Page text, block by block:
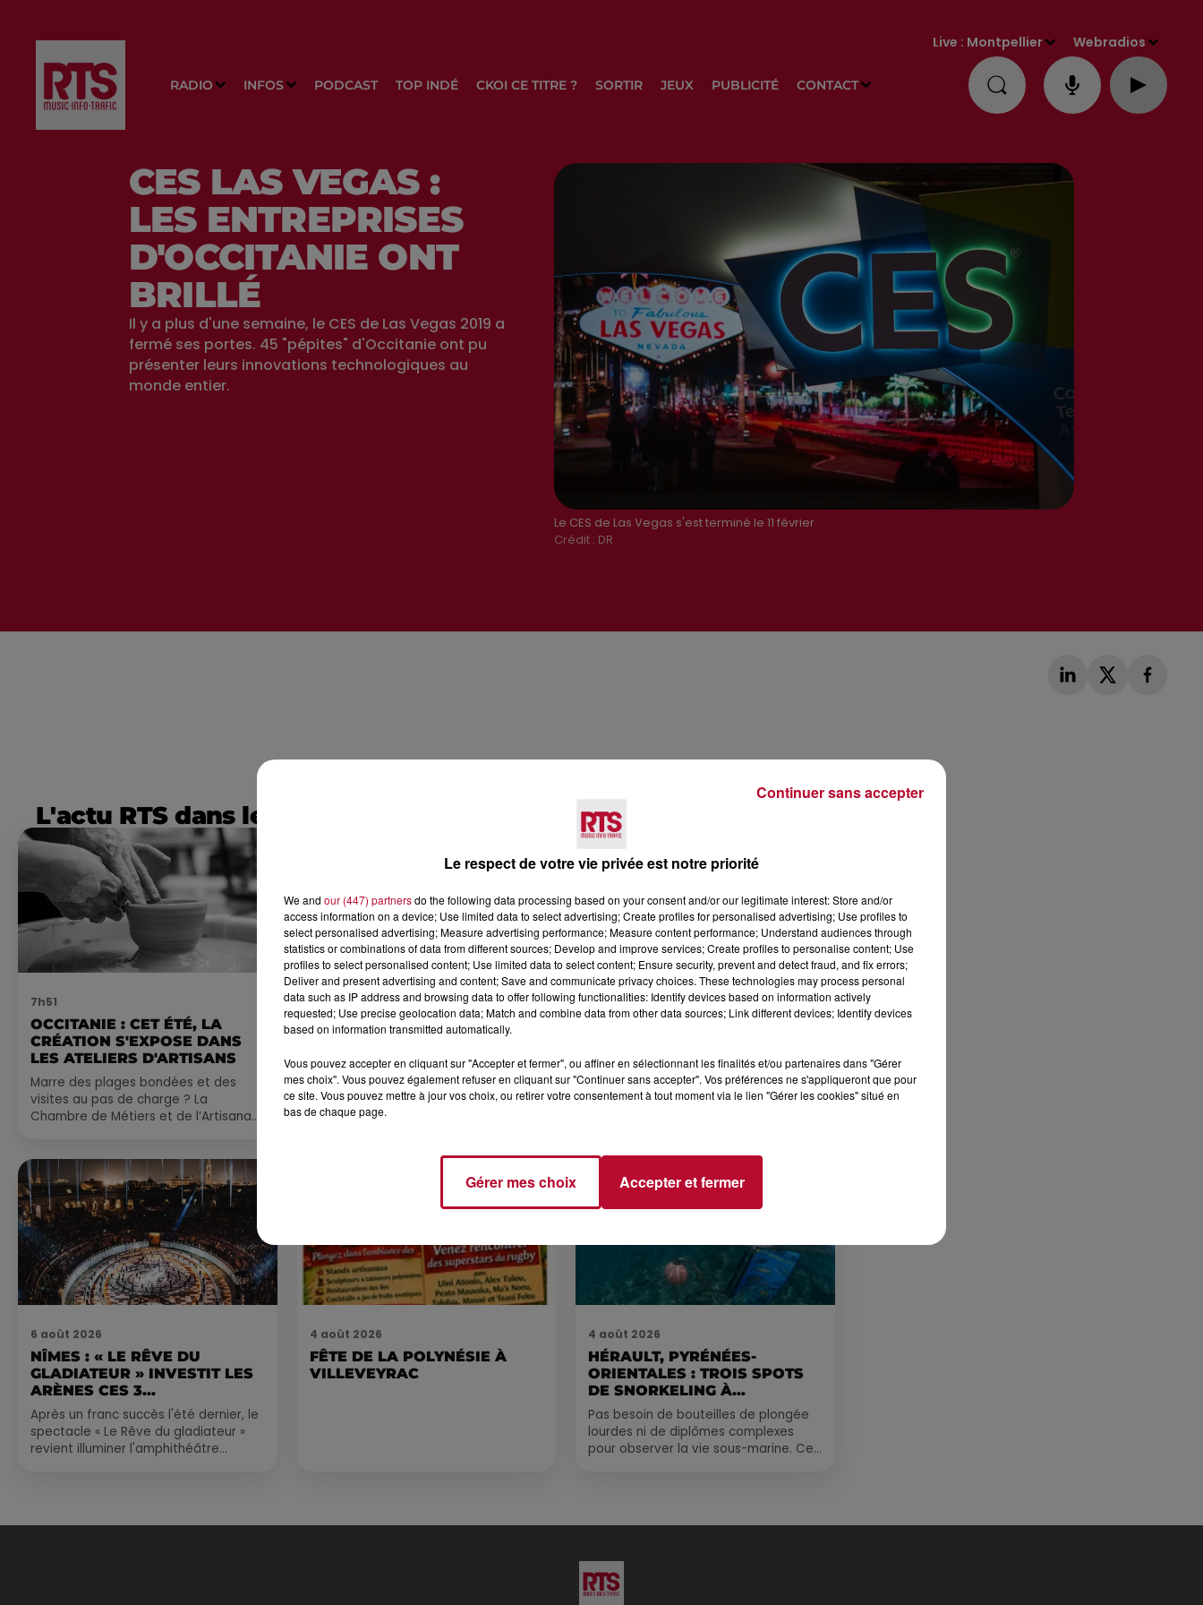
RADIO INFOS PODCAST TOP INDÉ CKOI CE TITRE ? SORTIR JEUX PUBLICITÉ CONTACT
Live : Montpellier Webradios
Le CES de Las Vegas s'est terminé le 11 février
Crédit : DR
CES LAS VEGAS :
LES ENTREPRISES
D'OCCITANIE ONT
BRILLÉ
Il y a plus d'une semaine, le CES de Las Vegas 2019 a
fermé ses portes. 45 "pépites" d'Occitanie ont pu
présenter leurs innovations technologiques au
monde entier.
L'actu RTS dans le Sud
7h51
OCCITANIE : CET ÉTÉ, LA
CRÉATION S'EXPOSE DANS
LES ATELIERS D'ARTISANS
Marre des plages bondées et des
visites au pas de charge ? La
Chambre de Métiers et de l’Artisanat
7 août 2026
NOS IDÉES DE SORTIE POUR
Comme tous les vendredis, voici une
petite sélection des rendez-vous à ne
pas manquer dans le coin. Que vous
ayez envie de voyager à l'autre bout
7 août 2026
DINER CONCERT À LA MJC DE
6 août 2026
NÎMES : « LE RÊVE DU
GLADIATEUR » INVESTIT LES
ARÈNES CES 3...
Après un franc succès l'été dernier, le
spectacle « Le Rêve du gladiateur »
revient illuminer l'amphithéâtre
4 août 2026
FÊTE DE LA POLYNÉSIE À
VILLEVEYRAC
4 août 2026
HÉRAULT, PYRÉNÉES-
ORIENTALES : TROIS SPOTS
DE SNORKELING À
EXPLORER...
Pas besoin de bouteilles de plongée
lourdes ni de diplômes complexes
pour observer la vie sous-marine. Cet
Le respect de votre vie privée est notre priorité
We and our (447) partnersdo the following data processing based on your consent and/or our legitimate interest: Store and/or
access information on a device; Use limited data to select advertising; Create profiles for personalised advertising; Use profiles to
select personalised advertising; Measure advertising performance; Measure content performance; Understand audiences through
statistics or combinations of data from different sources; Develop and improve services; Create profiles to personalise content; Use
profiles to select personalised content; Use limited data to select content; Ensure security, prevent and detect fraud, and fix errors;
Deliver and present advertising and content; Save and communicate privacy choices. These technologies may process personal
data such as IP address and browsing data to offer following functionalities: Identify devices based on information actively
requested; Use precise geolocation data; Match and combine data from other data sources; Link different devices; Identify devices
based on information transmitted automatically.
Vous pouvez accepter en cliquant sur "Accepter et fermer", ou affiner en sélectionnant les finalités et/ou partenaires dans "Gérer
mes choix". Vous pouvez également refuser en cliquant sur "Continuer sans accepter". Vos préférences ne s'appliqueront que pour
ce site. Vous pouvez mettre à jour vos choix, ou retirer votre consentement à tout moment via le lien "Gérer les cookies" situé en
bas de chaque page.
Gérer mes choix Accepter et fermer
Continuer sans accepter